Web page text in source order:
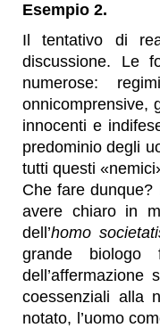
Esempio 2.
Il tentativo di
discussione. Le
numerose:
onnicomprensive,
innocenti e
predominio degli
tutti questi
Che fare
avere chiaro in
dell’homo
grande
coessenziali alla
notato, l’uomo